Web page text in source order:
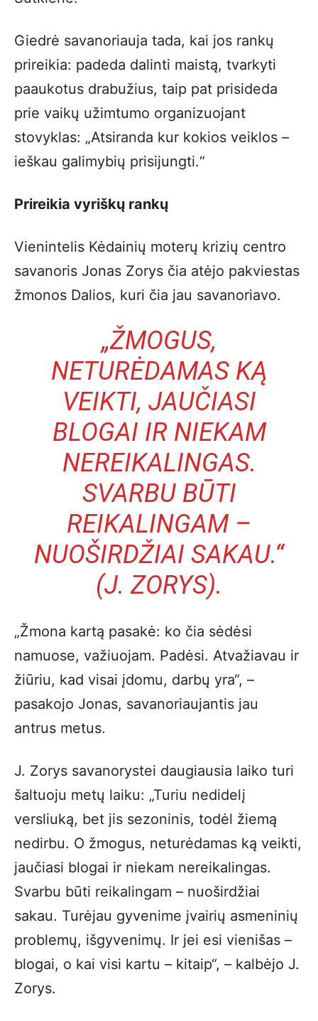
Giedrė savanoriauja tada, kai jos rankų
prireikia: padeda dalinti maistą, tvarkyti
paaukotus drabužius, taip pat prisideda
prie vaikų užimtumo organizuojant
stovyklas: „Atsiranda kur kokios veiklos –
ieškau galimybių prisijungti.“
Prireikia vyriškų rankų
Vienintelis Kėdainių moterų krizių centro
savanoris Jonas Zorys čia atėjo pakviestas
žmonos Dalios, kuri čia jau savanoriavo.
„ŽMOGUS,
NETURĖDAMAS KĄ
VEIKTI, JAUČIASI
BLOGAI IR NIEKAM
NEREIKALINGAS.
SVARBU BŪTI
REIKALINGAM –
NUOŠIRDŽIAI SAKAU.“
(J. ZORYS).
„Žmona kartą pasakė: ko čia sėdėsi
namuose, važiuojam. Padėsi. Atvažiavau ir
žiūriu, kad visai įdomu, darbų yra“, –
pasakojo Jonas, savanoriaujantis jau
antrus metus.
J. Zorys savanorystei daugiausia laiko turi
šaltuoju metų laiku: „Turiu nedidelį
versliuką, bet jis sezoninis, todėl žiemą
nedirbu. O žmogus, neturėdamas ką veikti,
jaučiasi blogai ir niekam nereikalingas.
Svarbu būti reikalingam – nuoširdžiai
sakau. Turėjau gyvenime įvairių asmeninių
problemų, išgyvenimų. Ir jei esi vienišas –
blogai, o kai visi kartu – kitaip“, – kalbėjo J.
Zorys.